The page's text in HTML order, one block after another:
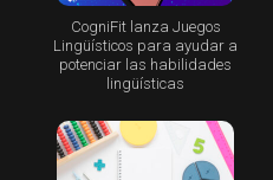
CogniFit lanza Juegos
Lingüísticos para ayudar a
potenciar las habilidades
lingüísticas